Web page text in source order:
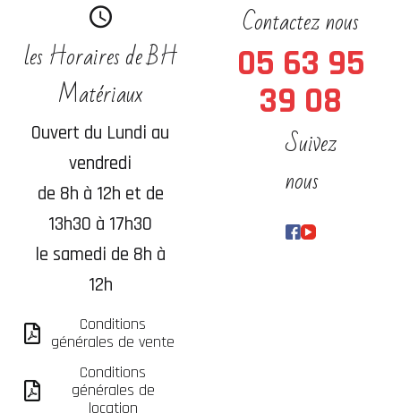
les Horaires de BH
Matériaux
Ouvert du Lundi au
vendredi
de 8h à 12h et de
13h30 à 17h30
le samedi de 8h à
12h
Conditions
générales de vente
Conditions
générales de
location
Contactez nous
05 63 95
39 08
Suivez
nous